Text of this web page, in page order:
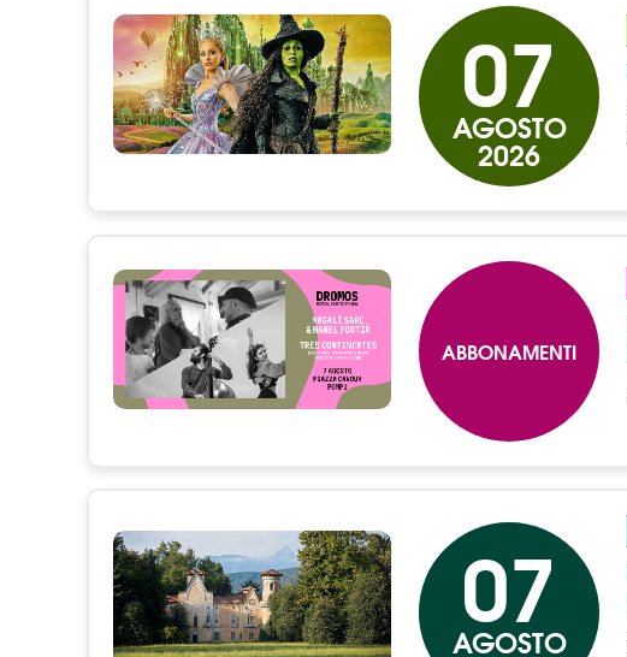
07
AGOSTO
2026
ABBONAMENTI
07
AGOSTO